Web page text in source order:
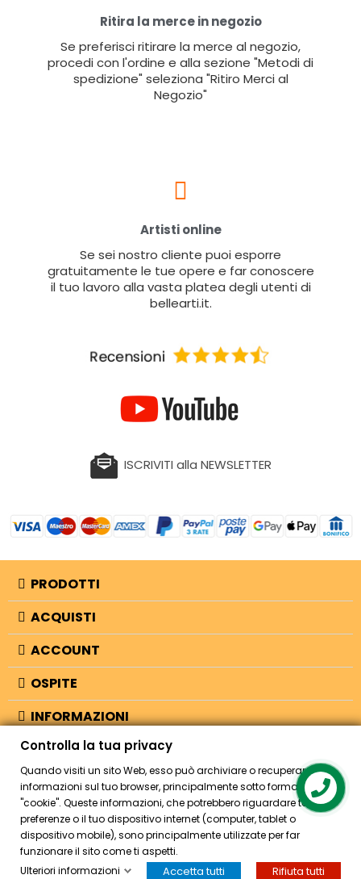
Ritira la merce in negozio
Se preferisci ritirare la merce al negozio,
procedi con l'ordine e alla sezione "Metodi di
spedizione" seleziona "Ritiro Merci al
Negozio"
Artisti online
Se sei nostro cliente puoi esporre
gratuitamente le tue opere e far conoscere
il tuo lavoro alla vasta platea degli utenti di
bellearti.it.
ISCRIVITI alla NEWSLETTER
PRODOTTI
ACQUISTI
ACCOUNT
OSPITE
INFORMAZIONI
NEGOZIO
© 2026 - Bellearti.it -credits
HOME ACCOUNT CASSA CERCA
Controlla la tua privacy
Quando visiti un sito Web, esso può archiviare o recuperare
informazioni sul tuo browser, principalmente sotto forma di
"cookie". Queste informazioni, che potrebbero riguardare te, le tue
preferenze o il tuo dispositivo internet (computer, tablet o
dispositivo mobile), sono principalmente utilizzate per far
funzionare il sito come ti aspetti.
Ulteriori informazioni
Accetta tutti Rifiuta tutti
Contact us